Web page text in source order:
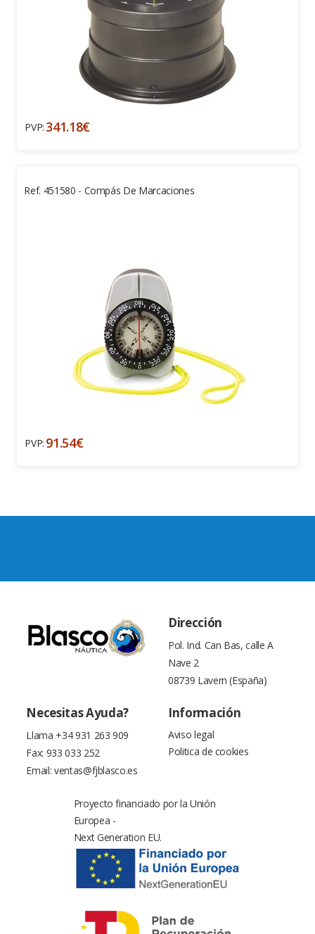
PVP: 341.18€
Ref. 451580 - Compás De Marcaciones
PVP: 91.54€
Dirección
Pol. Ind. Can Bas, calle A
Nave 2
08739 Lavern (España)
Necesitas Ayuda?
Llama +34 931 263 909
Fax: 933 033 252
Email: ventas@fjblasco.es
Información
Aviso legal
Politica de cookies
Proyecto financiado por la Unión
Europea -
Next Generation EU.